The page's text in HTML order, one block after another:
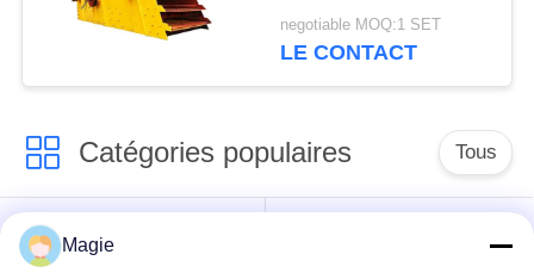
matériaux de
construction
negotiable MOQ:1 SET
LE CONTACT
Catégories populaires Tous
Vibro machine à
écran
Magie